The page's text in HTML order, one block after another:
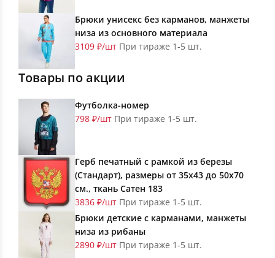
Брюки унисекс без карманов, манжеты
низа из основного материала
3109 ₽/шт При тираже 1-5 шт.
Товары по акции
Футболка-номер
798 ₽/шт При тираже 1-5 шт.
Герб печатный с рамкой из березы
(Стандарт), размеры от 35х43 до 50х70
см., ткань Сатен 183
3836 ₽/шт При тираже 1-5 шт.
Брюки детские с карманами, манжеты
низа из рибаны
2890 ₽/шт При тираже 1-5 шт.